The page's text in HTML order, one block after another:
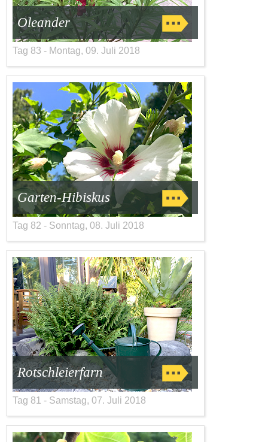
Oleander
Tag 83 - Montag, 09. Juli 2018
Garten-Hibiskus
Tag 82 - Sonntag, 08. Juli 2018
Rotschleierfarn
Tag 81 - Samstag, 07. Juli 2018